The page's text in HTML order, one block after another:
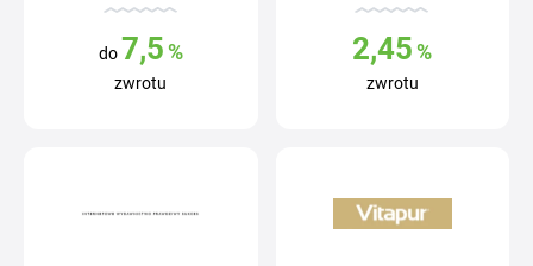
do 7,5%
zwrotu
2,45 %
zwrotu